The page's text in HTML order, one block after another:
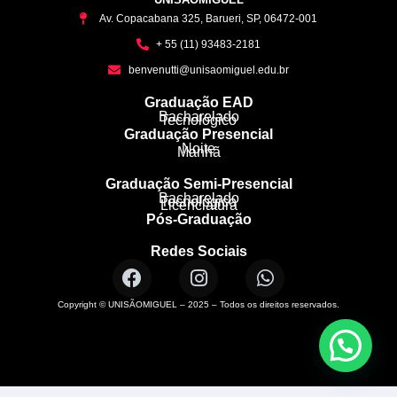
Av. Copacabana 325, Barueri, SP, 06472-001
+ 55 (11) 93483-2181
benvenutti@unisaomiguel.edu.br
Graduação EAD
Bacharelado
Tecnológico
Graduação Presencial
Noite
Manhã
Graduação Semi-Presencial
Bacharelado
Tecnológico
Licenciatura
Pós-Graduação
Redes Sociais
Copyright © UNISÃOMIGUEL – 2025 – Todos os direitos reservados.